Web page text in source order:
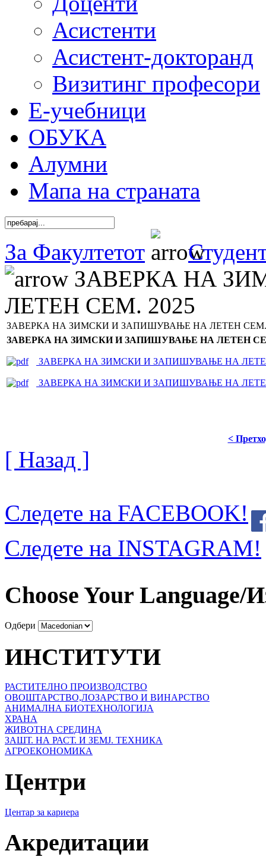
Асистенти
Асистент-докторанд
Визитинг професори
Е-учебници
ОБУКА
Алумни
Мапа на страната
За Факултетот
ЗАВЕРКА НА
ЛЕТЕН СЕМ. 2025
ЗАВЕРКА НА ЗИМСКИ И ЗАПИШУВАЊЕ НА ЛЕТЕН СЕМ.
ЗАВЕРКА НА ЗИМСКИ И ЗАПИШУВАЊЕ НА ЛЕТЕН
ЗАВЕРКА НА ЗИМСКИ И ЗАПИШУВАЊЕ НА
ЗАВЕРКА НА ЗИМСКИ И ЗАПИШУВАЊЕ НА
<
[ Назад ]
Следете на FACEBOOK!
Следете на INSTAGRAM!
Choose Your Language/
Одбери
ИНСТИТУТИ
РАСТИТЕЛНО ПРОИЗВОДСТВО
ОВОШТАРСТВО,ЛОЗАРСТВО И ВИНАРСТВО
АНИМАЛНА БИОТЕХНОЛОГИЈА
ХРАНА
ЖИВОТНА СРЕДИНА
ЗАШТ. НА РАСТ. И ЗЕМЈ. ТЕХНИКА
АГРОЕКОНОМИКА
Центри
Центар за кариера
Акредитации